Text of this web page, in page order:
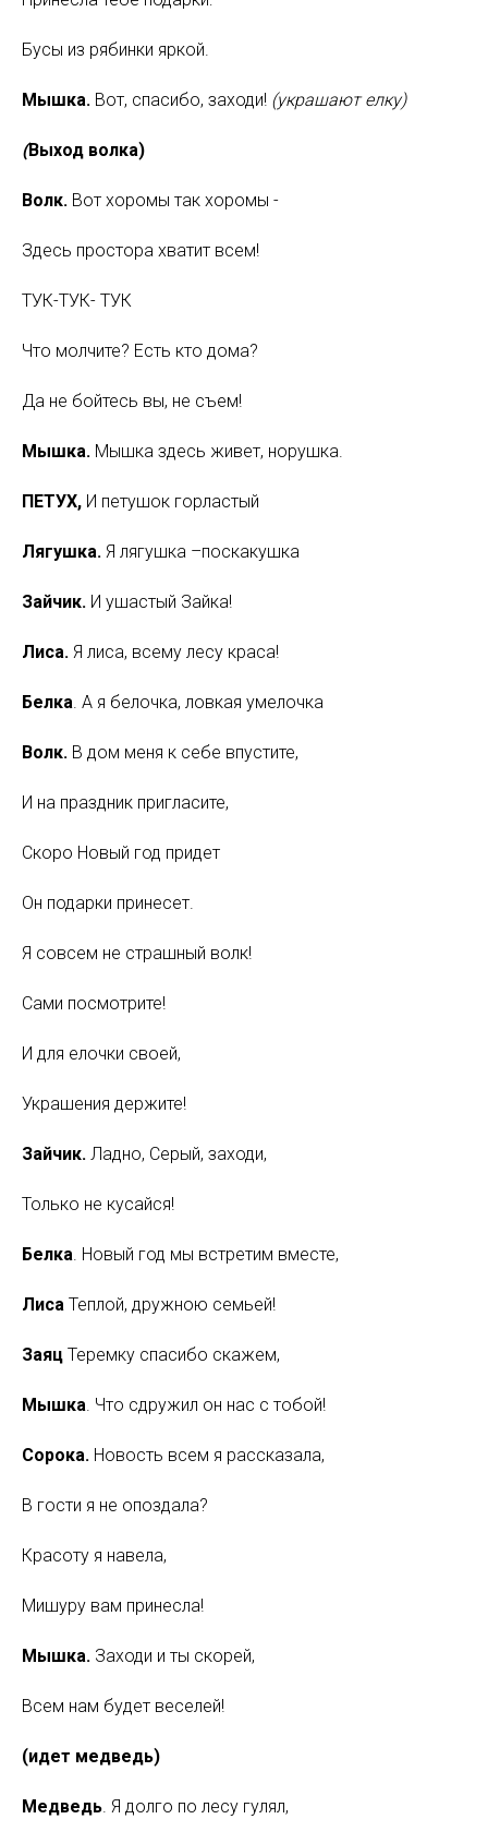
Бусы из рябинки яркой.
Мышка. Вот, спасибо, заходи! (украшают елку)
(Выход волка)
Волк. Вот хоромы так хоромы -
Здесь простора хватит всем!
ТУК-ТУК- ТУК
Что молчите? Есть кто дома?
Да не бойтесь вы, не съем!
Мышка. Мышка здесь живет, норушка.
ПЕТУХ, И петушок горластый
Лягушка. Я лягушка –поскакушка
Зайчик. И ушастый Зайка!
Лиса. Я лиса, всему лесу краса!
Белка. А я белочка, ловкая умелочка
Волк. В дом меня к себе впустите,
И на праздник пригласите,
Скоро Новый год придет
Он подарки принесет.
Я совсем не страшный волк!
Сами посмотрите!
И для елочки своей,
Украшения держите!
Зайчик. Ладно, Серый, заходи,
Только не кусайся!
Белка. Новый год мы встретим вместе,
Лиса Теплой, дружною семьей!
Заяц Теремку спасибо скажем,
Мышка. Что сдружил он нас с тобой!
Сорока. Новость всем я рассказала,
В гости я не опоздала?
Красоту я навела,
Мишуру вам принесла!
Мышка. Заходи и ты скорей,
Всем нам будет веселей!
(идет медведь)
Медведь. Я долго по лесу гулял,